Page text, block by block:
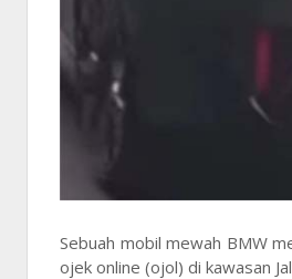
Sebuah mobil mewah BMW
ojek online (ojol) di kawasan